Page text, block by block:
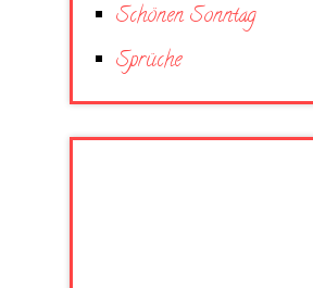
Schönen Sonntag
Sprüche